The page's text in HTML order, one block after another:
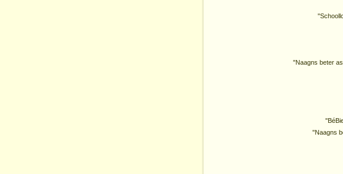
"Naagns beter
"Naagns